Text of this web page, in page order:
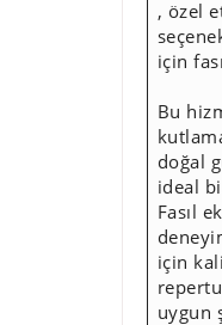
, özel
için
Bu
doğal
ideal
Fasıl
için
uygun